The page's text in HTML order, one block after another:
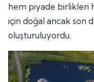
hem piyade birlikleri
için doğal ancak son
oluşturuluyordu.